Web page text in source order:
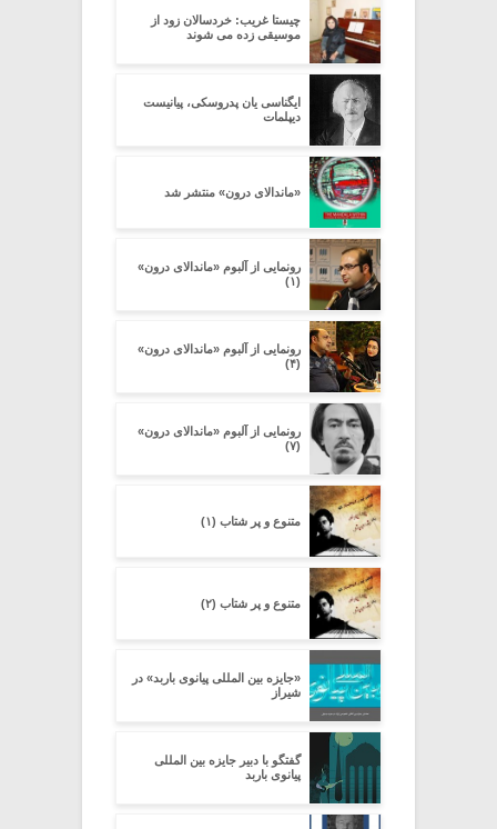
چیستا غریب: خردسالان زود از
موسیقی زده می شوند
ایگناسی یان پدروسکی، پیانیست
دیپلمات
«ماندالای درون» منتشر شد
رونمایی از آلبوم «ماندالای درون»
(۱)
رونمایی از آلبوم «ماندالای درون»
(۴)
رونمایی از آلبوم «ماندالای درون»
(۷)
متنوع و پر شتاب (۱)
متنوع و پر شتاب (۲)
«جایزه بین‏ المللی پیانوی باربد» در
شیراز
گفتگو با دبیر جایزه بین المللی
پیانوی باربد